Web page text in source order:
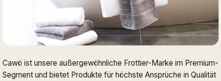
Cawö ist unsere außergewöhnliche Frottier-Marke im Premium-
Segment und bietet Produkte für höchste Ansprüche in Qualität